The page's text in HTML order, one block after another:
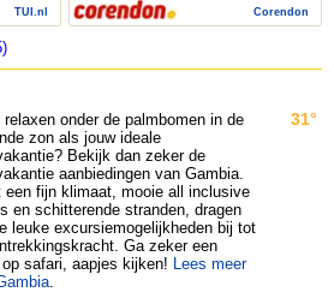
TUI.nl Corendon
relaxen onder de palmbomen in de
zon als jouw ideale
Bekijk dan zeker de
aanbiedingen van Gambia.
een fijn klimaat, mooie all inclusive
en schitterende stranden, dragen
leuke excursiemogelijkheden bij tot
Ga zeker een
safari, aapjes kijken! Lees meer
.
31°